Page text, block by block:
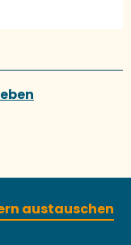
austauschen